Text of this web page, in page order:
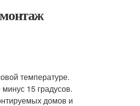
температуре.
15 градусов.
домов и